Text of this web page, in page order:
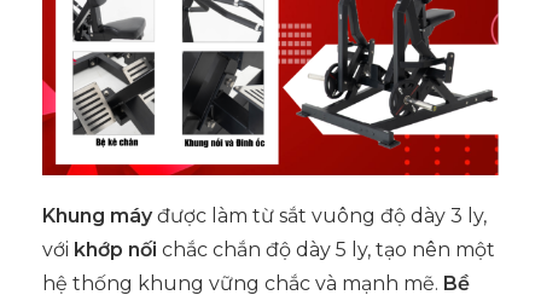
Khung máyđược làm từ sắt vuông độ dày 3 ly,
với khớp nối chắc chắn độ dày 5 ly, tạo nên một
hệ thống khung vững chắc và mạnh mẽ. Bề